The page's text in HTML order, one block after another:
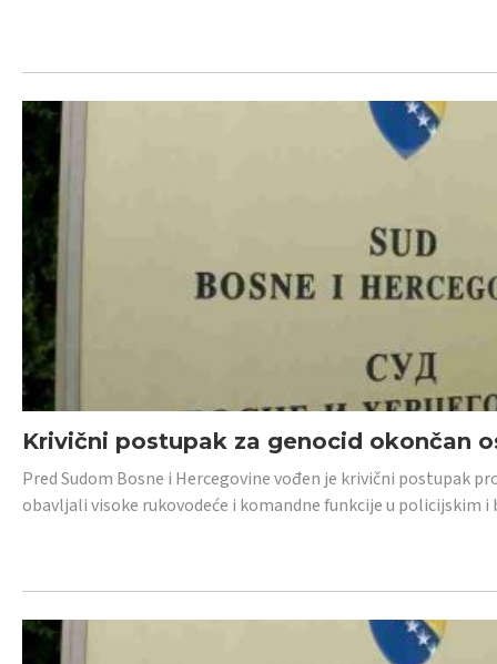
Krivični postupak za genocid okončan
Pred Sudom Bosne i Hercegovine vođen je krivični postupak
obavljali visoke rukovodeće i komandne funkcije u policijskim